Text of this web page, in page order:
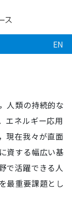
EN
人類の持続的な
エネルギー応用
現在我々が直面
資する幅広い基
で活躍できる人
最重要課題とし